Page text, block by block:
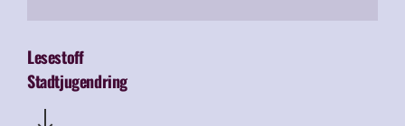
Lesestoff
Stadtjugendring